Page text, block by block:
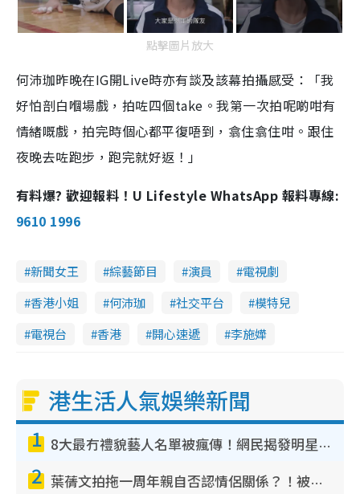
點擊圖片放大
何沛珈昨晚在IG開Live時亦有談及該幕拍攝感受：「我
好怕剖白嗰場戲，拍咗四個take。我第一次拍呢啲咁有
情緒嘅戲，拍完時個心都平復唔到，翕住翕住咁。跟住
夜晚去咗跑步，跑完就好返！」
有料爆? 歡迎報料！U Lifestyle WhatsApp 報料專線:
9610 1996
新聞女王 綜藝節目 演員
電視劇
香港小姐
何沛珈 社交平台
模特兒
電視台
香港 開心速遞 李施嬅
港生活人氣娛樂新聞
1 8大最冇禮貌藝人名單被瘋傳！網民揭發明星真面目 一致數臭呢位係無品天花板？
2 葉蒨文拍拖一周年親自否認情侶關係？！被質疑感情造假竟稱GM「普通同事」